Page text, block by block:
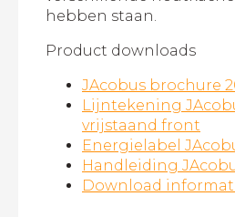
hebben staan.
Product downloads
JAcobus brochure
Lijntekening
vrijstaand front
Energielabel
Handleiding
Download